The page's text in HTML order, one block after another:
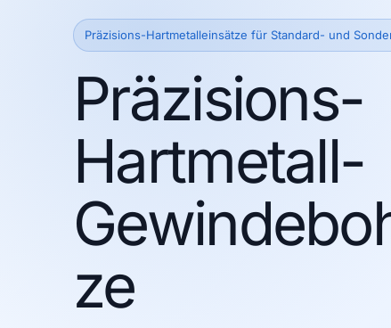
Präzisions-Hartmetalleinsätze für Standard- und
Präzisions-
Hartmetall-
ze